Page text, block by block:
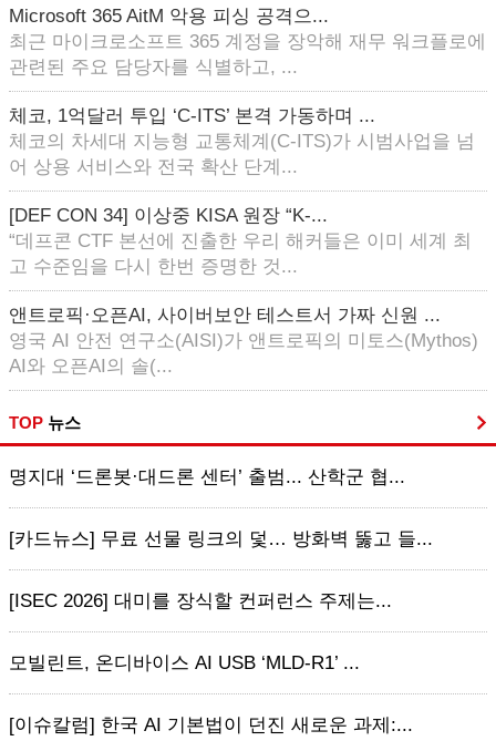
Microsoft 365 AitM 악용 피싱 공격으...
최근 마이크로소프트 365 계정을 장악해 재무 워크플로에
관련된 주요 담당자를 식별하고, ...
체코, 1억달러 투입 ‘C-ITS’ 본격 가동하며 ...
체코의 차세대 지능형 교통체계(C-ITS)가 시범사업을 넘
어 상용 서비스와 전국 확산 단계...
[DEF CON 34] 이상중 KISA 원장 “K-...
“데프콘 CTF 본선에 진출한 우리 해커들은 이미 세계 최
고 수준임을 다시 한번 증명한 것...
앤트로픽·오픈AI, 사이버보안 테스트서 가짜 신원 ...
영국 AI 안전 연구소(AISI)가 앤트로픽의 미토스(Mythos)
AI와 오픈AI의 솔(...
TOP 뉴스
명지대 ‘드론봇·대드론 센터’ 출범... 산학군 협...
[카드뉴스] 무료 선물 링크의 덫… 방화벽 뚫고 들...
[ISEC 2026] 대미를 장식할 컨퍼런스 주제는...
모빌린트, 온디바이스 AI USB ‘MLD-R1’ ...
[이슈칼럼] 한국 AI 기본법이 던진 새로운 과제:...